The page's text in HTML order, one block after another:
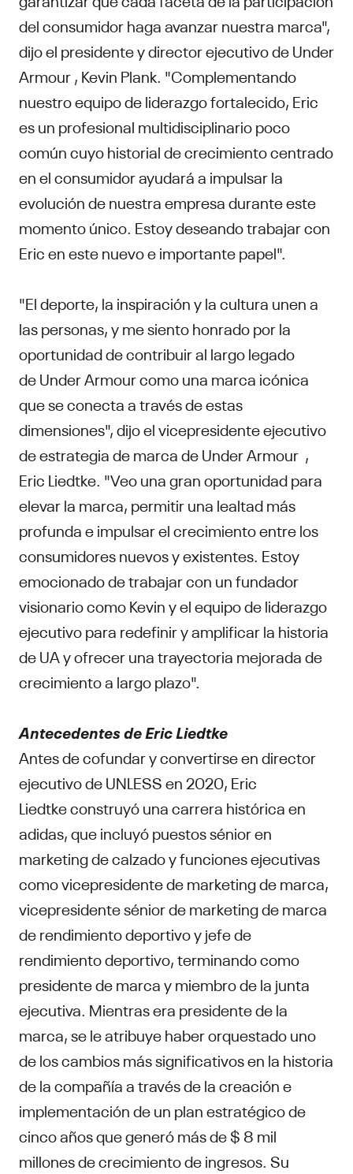
del consumidor haga avanzar nuestra marca",
dijo el presidente y director ejecutivo de Under
Armour , Kevin Plank. "Complementando
nuestro equipo de liderazgo fortalecido, Eric
es un profesional multidisciplinario poco
común cuyo historial de crecimiento centrado
en el consumidor ayudará a impulsar la
evolución de nuestra empresa durante este
momento único. Estoy deseando trabajar con
Eric en este nuevo e importante papel".
"El deporte, la inspiración y la cultura unen a
las personas, y me siento honrado por la
oportunidad de contribuir al largo legado
de Under Armour como una marca icónica
que se conecta a través de estas
dimensiones", dijo el vicepresidente ejecutivo
de estrategia de marca de Under Armour ,
Eric Liedtke. "Veo una gran oportunidad para
elevar la marca, permitir una lealtad más
profunda e impulsar el crecimiento entre los
consumidores nuevos y existentes. Estoy
emocionado de trabajar con un fundador
visionario como Kevin y el equipo de liderazgo
ejecutivo para redefinir y amplificar la historia
de UA y ofrecer una trayectoria mejorada de
crecimiento a largo plazo".
Antecedentes de Eric Liedtke
Antes de cofundar y convertirse en director
ejecutivo de UNLESS en 2020, Eric
Liedtke construyó una carrera histórica en
adidas, que incluyó puestos sénior en
marketing de calzado y funciones ejecutivas
como vicepresidente de marketing de marca,
vicepresidente sénior de marketing de marca
de rendimiento deportivo y jefe de
rendimiento deportivo, terminando como
presidente de marca y miembro de la junta
ejecutiva. Mientras era presidente de la
marca, se le atribuye haber orquestado uno
de los cambios más significativos en la historia
de la compañía a través de la creación e
implementación de un plan estratégico de
cinco años que generó más de $ 8 mil
millones de crecimiento de ingresos. Su